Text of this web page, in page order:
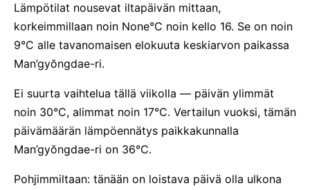
Lämpötilat nousevat iltapäivän mittaan,
korkeimmillaan noin None°C noin kello 16. Se on noin
9°C alle tavanomaisen elokuuta keskiarvon paikassa
Man’gyŏngdae-ri.
Ei suurta vaihtelua tällä viikolla — päivän ylimmät
noin 30°C, alimmat noin 17°C. Vertailun vuoksi, tämän
päivämäärän lämpöennätys paikkakunnalla
Man’gyŏngdae-ri on 36°C.
Pohjimmiltaan: tänään on loistava päivä olla ulkona